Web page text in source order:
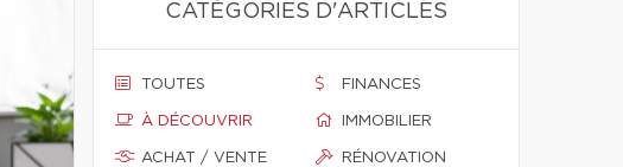
CATÉGORIES D'ARTICLES
TOUTES
À DÉCOUVRIR
ACHAT / VENTE
FINANCES
IMMOBILIER
RÉNOVATION